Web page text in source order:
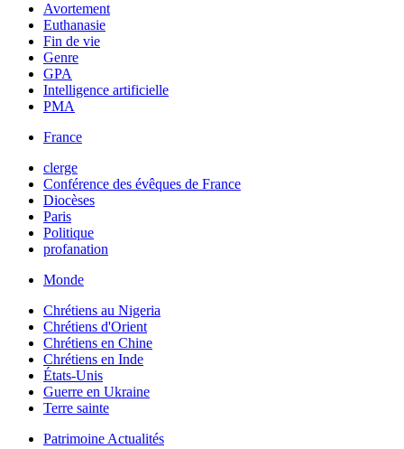
Avortement
Euthanasie
Fin de vie
Genre
GPA
Intelligence artificielle
PMA
France
clerge
Conférence des évêques de France
Diocèses
Paris
Politique
profanation
Monde
Chrétiens au Nigeria
Chrétiens d'Orient
Chrétiens en Chine
Chrétiens en Inde
États-Unis
Guerre en Ukraine
Terre sainte
Patrimoine Actualités